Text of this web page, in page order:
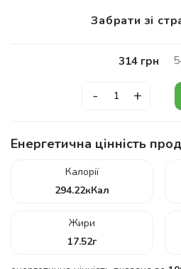
Забрати зі
314 грн
- +
Енергетична цінність
Калорії
294.22кКал
Жири
17.52г